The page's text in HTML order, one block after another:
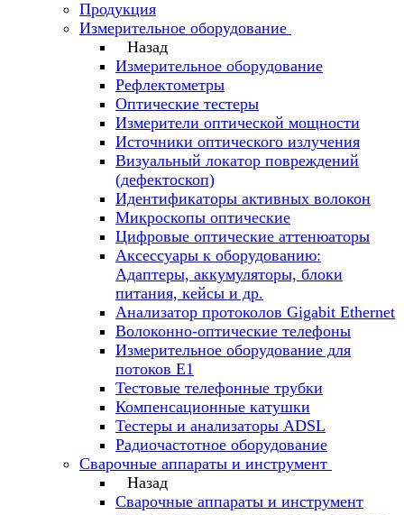
Продукция
Измерительное оборудование
Назад
Измерительное оборудование
Рефлектометры
Оптические тестеры
Измерители оптической мощности
Источники оптического излучения
Визуальный локатор повреждений
(дефектоскоп)
Идентификаторы активных волокон
Микроскопы оптические
Цифровые оптические аттенюаторы
Аксессуары к оборудованию:
Адаптеры, аккумуляторы, блоки
питания, кейсы и др.
Анализатор протоколов Gigabit Ethernet
Волоконно-оптические телефоны
Измерительное оборудование для
потоков Е1
Тестовые телефонные трубки
Компенсационные катушки
Тестеры и анализаторы ADSL
Радиочастотное оборудование
Сварочные аппараты и инструмент
Назад
Сварочные аппараты и инструмент